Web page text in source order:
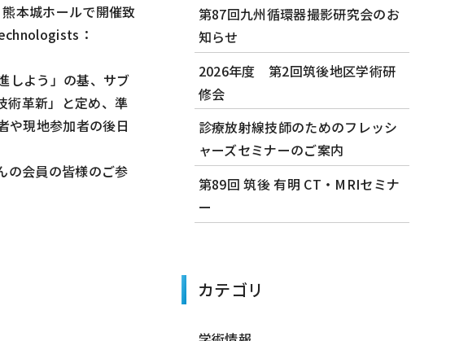
本城ホールで開催致
：
しよう」の基、サブ
術革新」と定め、準
や現地参加者の後日
の会員の皆様のご参
第87回九州循環器撮影研究会のお
知らせ
2026年度 第2回筑後地区学術研
修会
診療放射線技師のためのフレッシ
ャーズセミナーのご案内
第89回 筑後 有明 CT・MRIセミナ
ー
カテゴリ